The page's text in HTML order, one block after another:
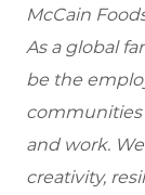
McCain
As a global
be the
communities
and work.
creativity,